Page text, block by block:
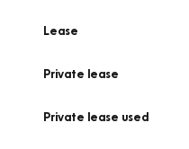
Lease
Private lease
Private lease used